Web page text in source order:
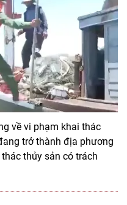
về vi phạm khai thác
trở thành địa phương
thủy sản có trách